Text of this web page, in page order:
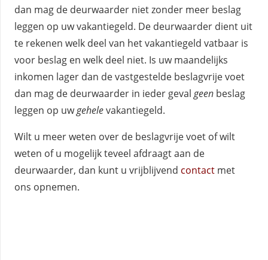
dan mag de deurwaarder niet zonder meer beslag
leggen op uw vakantiegeld. De deurwaarder dient uit
te rekenen welk deel van het vakantiegeld vatbaar is
voor beslag en welk deel niet. Is uw maandelijks
inkomen lager dan de vastgestelde beslagvrije voet
dan mag de deurwaarder in ieder geval geen beslag
leggen op uwgehelevakantiegeld.
Wilt u meer weten over de beslagvrije voet of wilt
weten of u mogelijk teveel afdraagt aan de
deurwaarder, dan kunt u vrijblijvend contact met
ons opnemen.